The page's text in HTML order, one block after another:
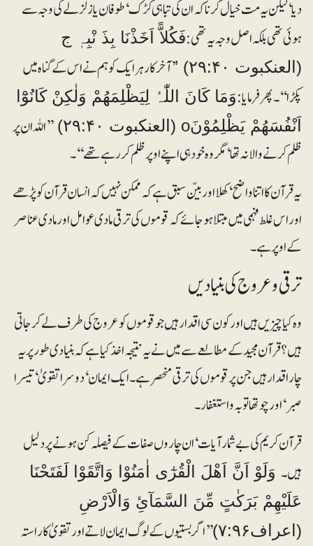
دیا‘ لیکن یہ مت خیال کرنا کہ ان کی تباہی کڑک‘ طوفان یا زلزلے کی وجہ سے
ہوئی تھی بلکہ اصل وجہ یہ تھی:فَکُلاًّ اَخَذْنَا بِذَ نْبِہٖ ج
(العنکبوت ۲۹:۴۰) ’
’آخرکار ہر ایک کو ہم نے اس کے گناہ میں
پکڑا‘‘۔ پھر فرمایا:وَمَا کَانَ اللّٰہُ لِیَظْلِمَھُمْ وَلٰکِنْ کَانُوْٓا
اَنْفُسَھُمْ یَظْلِمُوْنَo (العنکبوت ۲۹:۴۰)
’’اللہ ان پر
ظلم کرنے والا نہ تھا‘ مگر وہ خود ہی اپنے اوپر ظلم کر رہے تھے‘‘۔
یہ قرآن کا اتنا واضح‘ کھلا اور بیّن سبق ہے کہ ممکن نہیں کہ انسان قرآن کو پڑھے
اور اس غلط فہمی میں مبتلا ہو جائے کہ قوموں کی ترقی مادی عوامل اور مادی عناصر
کے اوپر ہے۔
ترقی و عروج کی بنیادیں
وہ کیا چیزیں ہیں اور کون سی اقدار ہیں جوقوموں کو عروج کی طرف لے کر جاتی
ہیں؟ قرآن مجیدکے مطالعے سے میں نے یہ نتیجہ اخذ کیا ہے کہ بنیادی طور پر یہ
چار اقدار ہیں جن پرقوموں کی ترقی منحصر ہے۔ ایک ایمان‘ دوسراتقویٰ‘ تیسرا
صبر‘ اور چوتھا توبہ و استغفار۔
قرآن کریم کی بے شمار آیات‘ان چاروں صفات کے فیصلہ کن ہونے پر دلیل
ہیں۔وَلَوْ اَنَّ اَھْلَ الْقُرٰٓی اٰمَنُوْا وَاتَّقَوْا لَفَتَحْنَا
عَلَیْھِمْ بَرَکٰتٍ مِّنَ السَّمَآئِ وَالْاَرْضِ
(اعراف۷:۹۶)
’’اگر بستیوں کے لوگ ایمان لاتے اورتقویٰ کا راستہ